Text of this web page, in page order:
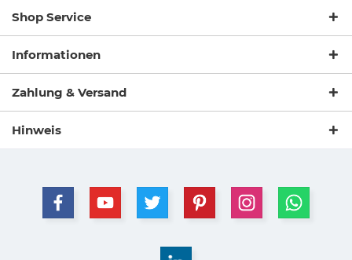
Shop Service
Informationen
Zahlung & Versand
Hinweis